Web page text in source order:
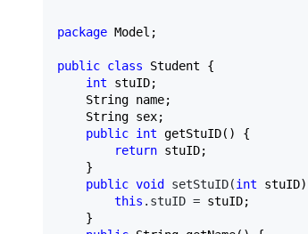
package Model;
public class Student {
int stuID;
    String name;
    String sex;
public int getStuID() {
return stuID;
    }
public void setStuID(int
this .stuID = stuID;
    }